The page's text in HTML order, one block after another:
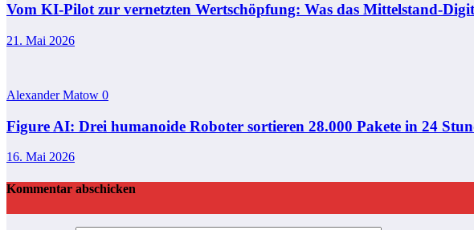
Vom KI-Pilot zur vernetzten Wertschöpfung: Was das Mittelstand-
21. Mai 2026
Alexander Matow 0
Figure AI: Drei humanoide Roboter sortieren 28.000 Pakete in 24
16. Mai 2026
Kommentar abschicken